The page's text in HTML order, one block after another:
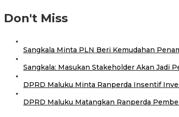
Don't Miss
Sangkala Minta PLN Beri Kemudahan
Sangkala: Masukan Stakeholder Akan Jadi
DPRD Maluku Minta Ranperda Insentif
DPRD Maluku Matangkan Ranperda